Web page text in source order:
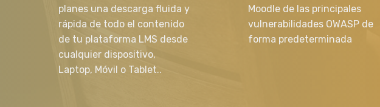
planes una descarga fluida y
rápida de todo el contenido
de tu plataforma LMS desde
cualquier dispositivo,
Laptop, Móvil o Tablet..
Moodle de las principales
vulnerabilidades OWASP de
forma predeterminada